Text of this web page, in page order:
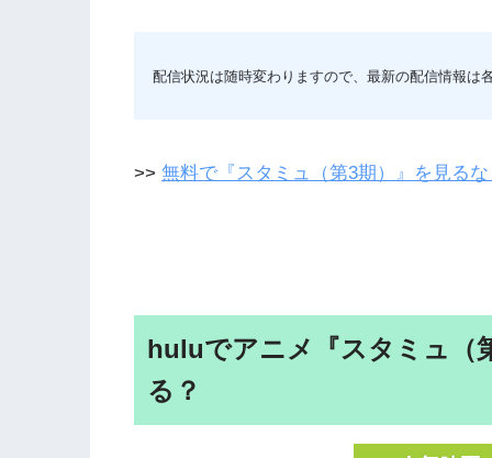
配信状況は随時変わりますので、最新の配信情報は
>> 無料で『スタミュ（第3期）』を見る
huluでアニメ『スタミュ（
る？